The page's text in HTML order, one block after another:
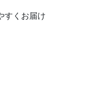
すくお届け